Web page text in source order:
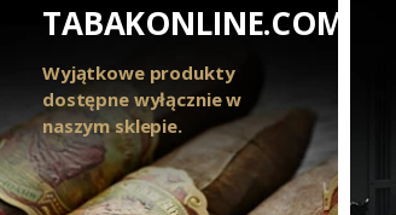
TABAKONLINE.COM
Wyjątkowe produkty
dostępne wyłącznie w
naszym sklepie.